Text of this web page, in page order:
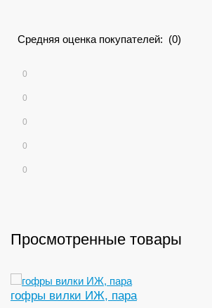
Средняя оценка покупателей: (0)
0
0
0
0
0
Просмотренные товары
гофры вилки ИЖ, пара